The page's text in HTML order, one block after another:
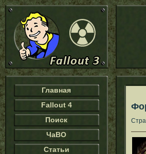
Главная
Fallout 4
Поиск
ЧаВО
Статьи